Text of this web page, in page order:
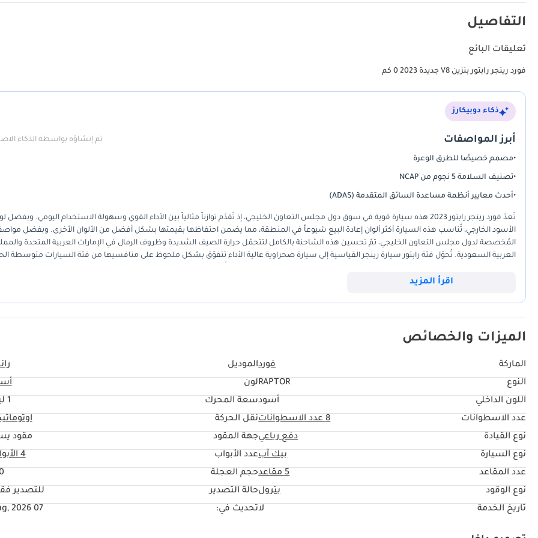
التفاصيل
تعليقات البائع
فورد رينجر رابتور بنزين V8 جديدة 2023 0 كم
ذكاء دوبيكارز
أبرز المواصفات تم إنشاؤه بواسطة الذكاء
•مصمم خصيصًا للطرق الوعرة
•تصنيف السلامة 5 نجوم من NCAP
•أحدث معايير أنظمة مساعدة السائق المتقدمة (ADAS)
تُعدّ فورد رينجر رابتور 2023 هذه سيارة قوية في سوق دول مجلس التعاون الخليجي، إذ تُقدّم توازناً مثالياً بين الأداء القوي وسهولة الاستخدام اليومي. وبفضل
الأسود الخارجي، تُناسب هذه السيارة أكثر ألوان إعادة البيع شيوعاً في المنطقة، مما يضمن احتفاظها بقيمتها بشكل أفضل من الألوان الأخرى. وبفضل
المُخصصة لدول مجلس التعاون الخليجي، تمّ تحسين هذه الشاحنة بالكامل لتتحمّل حرارة الصيف الشديدة وظروف الرمال في الإمارات العربية المتحدة
العربية السعودية. تُحوّل فئة رابتور سيارة رينجر القياسية إلى سيارة صحراوية عالية الأداء تتفوّق بشكل ملحوظ على منافسيها من فئة السيارات متوسطة
المراكز المُعتمدة. يتميّز هذا العرض تحديداً بكونه من أحدث طرازات هذا العام، وبالمكانة المرموقة التي تحظى بها علامة رابتور في أوساط مُحبي القيادة على
اقرأ المزيد
الميزات والخصائص
الماركة فوردالموديل
النوع
RAPTORلون
اللون الداخلي
أسودسعة المحرك
1 ليتر
عدد الاسطوانات
8عدد الاسطواناتنقل الحركة
نوع القيادة
دفع رباعيجهة المقود
مقود
نوع السيارة
بيك آبعدد الأبواب
4 الأبواب
عدد المقاعد
5 مقاعد حجم العجلة
نوع الوقود
بترولحالة التصدير
للتصدير
تاريخ الخدمة
لاتحديث في: 07 Aug, 2026